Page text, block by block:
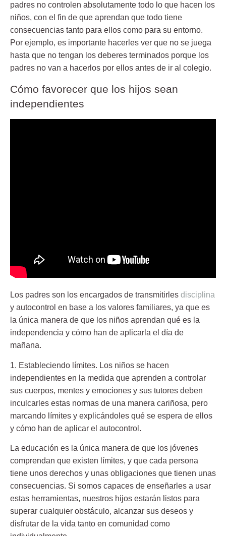
padres no controlen absolutamente todo lo que hacen los
niños, con el fin de que aprendan que todo tiene
consecuencias tanto para ellos como para su entorno.
Por ejemplo, es importante hacerles ver que no se juega
hasta que no tengan los deberes terminados porque los
padres no van a hacerlos por ellos antes de ir al colegio.
Cómo favorecer que los hijos sean
independientes
Los padres son los encargados de transmitirles disciplina
y autocontrol en base a los valores familiares, ya que es
la única manera de que los niños aprendan qué es la
independencia y cómo han de aplicarla el día de
mañana.
1. Estableciendo límites. Los niños se hacen
independientes en la medida que aprenden a controlar
sus cuerpos, mentes y emociones y sus tutores deben
inculcarles estas normas de una manera cariñosa, pero
marcando límites y explicándoles qué se espera de ellos
y cómo han de aplicar el autocontrol.
La educación es la única manera de que los jóvenes
comprendan que existen límites, y que cada persona
tiene unos derechos y unas obligaciones que tienen unas
consecuencias. Si somos capaces de enseñarles a usar
estas herramientas, nuestros hijos estarán listos para
superar cualquier obstáculo, alcanzar sus deseos y
disfrutar de la vida tanto en comunidad como